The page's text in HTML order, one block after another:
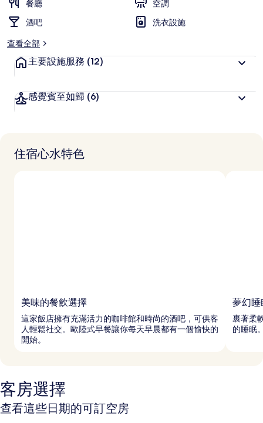
餐廳
空調
酒吧
洗衣設施
查看全部
主要設施服務 (12)
感覺賓至如歸 (6)
住宿心水特色
美味的餐飲選擇
這家飯店擁有充滿活力的咖啡館和時尚的酒吧，可供客
人輕鬆社交。歐陸式早餐讓你每天早晨都有一個愉快的
開始。
夢幻睡
裹著柔
的睡眠
客房選擇
查看這些日期的可訂空房